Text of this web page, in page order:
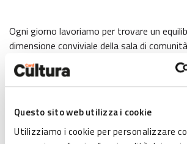
Questo sito web utilizza i cookie
Utilizziamo i cookie per personalizzare
Ogni giorno lavoriamo per trovare un
dimensione conviviale della sala di
culturale dinamica, capace di incuriosire. Il
domenica mattina ad esempio sono
con ingresso a soli 3 euro, perché
oggi. Accanto alle proiezioni, ci piace
come parte di un’esperienza culturale più